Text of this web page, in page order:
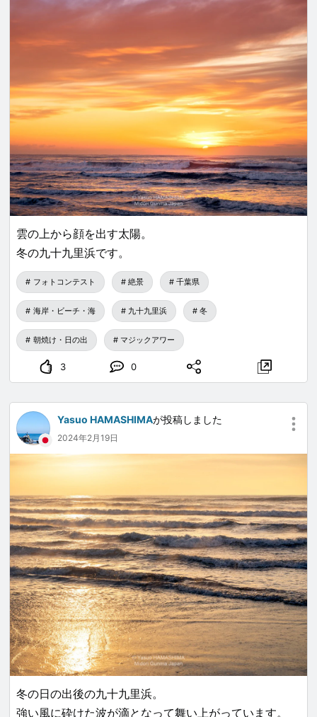
雲の上から顔を出す太陽。
冬の九十九里浜です。
フォトコンテスト 絶景 千葉県
海岸・ビーチ・海 九十九里浜 冬
朝焼け・日の出 マジックアワー
3 0
Yasuo HAMASHIMAが投稿しました
2024年2月19日
冬の日の出後の九十九里浜。
強い風に砕けた波が滴となって舞い上がっています。